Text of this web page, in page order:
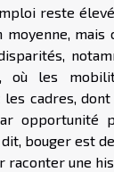
reste
moyenne, mais
où les
cadres,
opportunité
bouger est
raconter une